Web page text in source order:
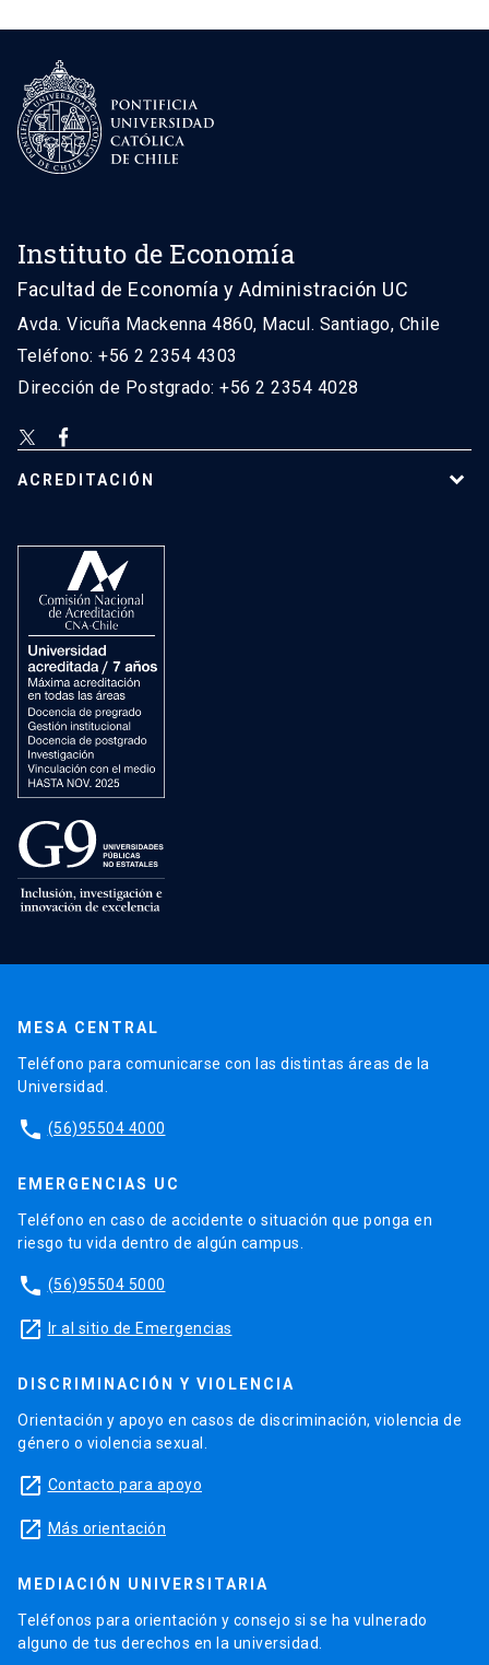
Instituto de Economía
Facultad de Economía y Administración UC
Avda. Vicuña Mackenna 4860, Macul. Santiago, Chile
Teléfono: +56 2 2354 4303
Dirección de Postgrado: +56 2 2354 4028
ACREDITACIÓN
MESA CENTRAL
Teléfono para comunicarse con las distintas áreas de la
Universidad.
phone (56)95504 4000
EMERGENCIAS UC
Teléfono en caso de accidente o situación que ponga en
riesgo tu vida dentro de algún campus.
phone (56)95504 5000
launch Ir al sitio de Emergencias
DISCRIMINACIÓN Y VIOLENCIA
Orientación y apoyo en casos de discriminación, violencia de
género o violencia sexual.
launch Contacto para apoyo
launch Más orientación
MEDIACIÓN UNIVERSITARIA
Teléfonos para orientación y consejo si se ha vulnerado
alguno de tus derechos en la universidad.